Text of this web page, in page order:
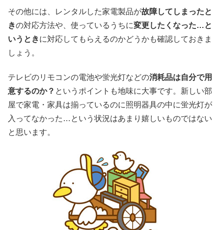
その他には、レンタルした家電製品が故障してしまったと
きの対応方法や、使っているうちに変更したくなった…と
いうときに対応してもらえるのかどうかも確認しておきま
しょう。
テレビのリモコンの電池や蛍光灯などの消耗品は自分で用
意するのか？ というポイントも地味に大事です。新しい部
屋で家電・家具は揃っているのに照明器具の中に蛍光灯が
入ってなかった…という状況はあまり嬉しいものではない
と思います。